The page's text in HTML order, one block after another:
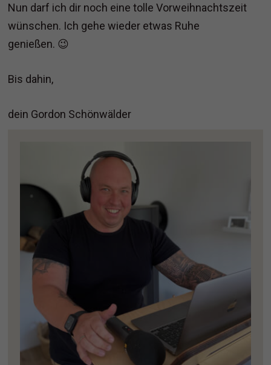
Nun darf ich dir noch eine tolle Vorweihnachtszeit
wünschen. Ich gehe wieder etwas Ruhe
genießen. 😉
Bis dahin,
dein Gordon Schönwälder